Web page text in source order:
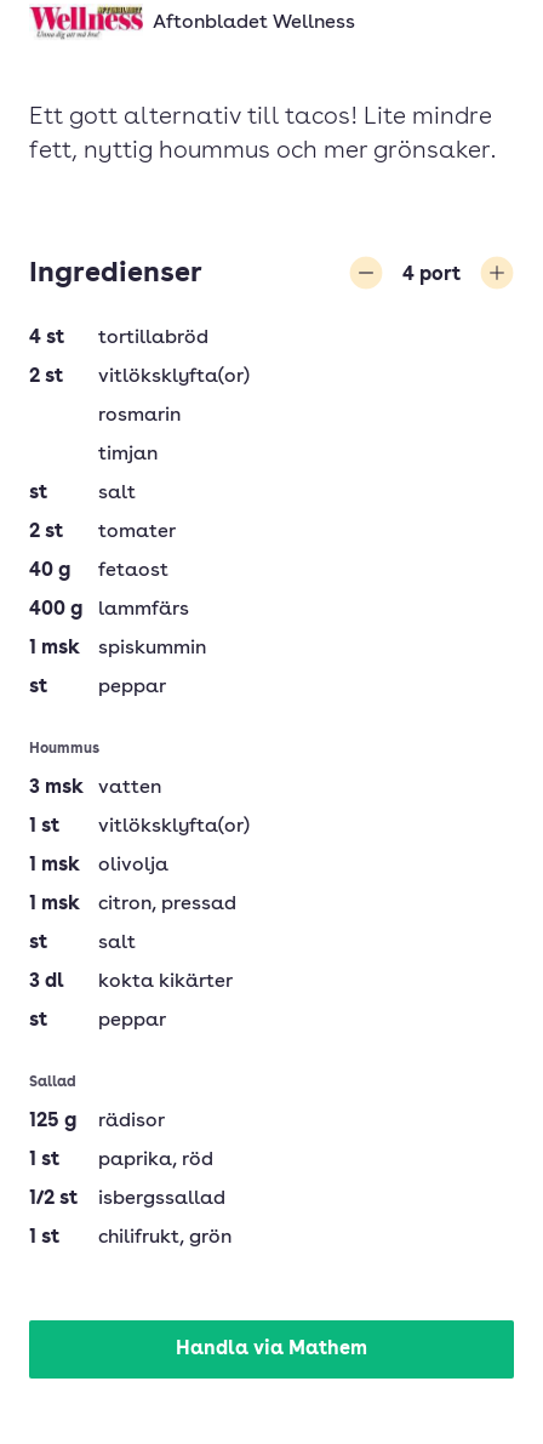
Aftonbladet Wellness
Ett gott alternativ till tacos! Lite mindre
fett, nyttig hoummus och mer grönsaker.
Ingredienser 4 port
4 st
tortillabröd
2 st
vitlöksklyfta(or)
rosmarin
timjan
st
salt
2 st
tomater
40 g
fetaost
400 g
lammfärs
1 msk
spiskummin
st
peppar
Hoummus
3 msk
vatten
1 st
vitlöksklyfta(or)
1 msk
olivolja
1 msk citron, pressad
st
salt
3 dl
kokta kikärter
st
peppar
Sallad
125 g
rädisor
1 st paprika, röd
1/2 st
isbergssallad
1 st chilifrukt, grön
Handla via Mathem